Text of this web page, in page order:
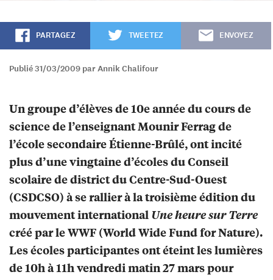
PARTAGEZ TWEETEZ ENVOYEZ
Publié 31/03/2009 par Annik Chalifour
Un groupe d’élèves de 10e année du cours de
science de l’enseignant Mounir Ferrag de
l’école secondaire Étienne-Brûlé, ont incité
plus d’une vingtaine d’écoles du Conseil
scolaire de district du Centre-Sud-Ouest
(CSDCSO) à se rallier à la troisième édition du
mouvement international Une heure sur Terre
créé par le WWF (World Wide Fund for Nature).
Les écoles participantes ont éteint les lumières
de 10h à 11h vendredi matin 27 mars pour